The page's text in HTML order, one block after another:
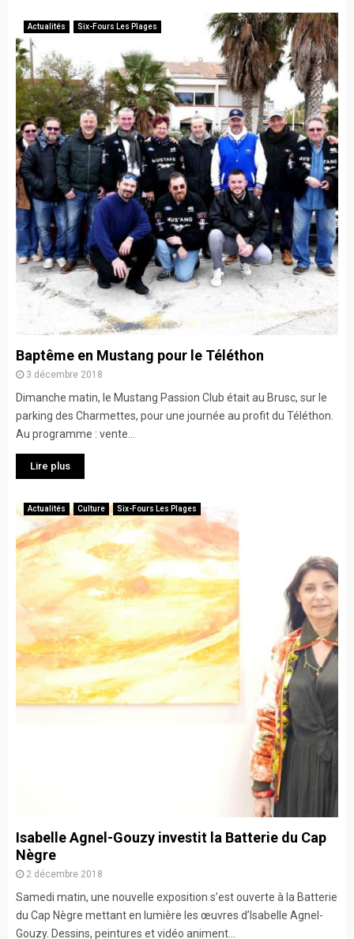
Actualités Six-Fours Les Plages
Baptême en Mustang pour le Téléthon
3 décembre 2018
Dimanche matin, le Mustang Passion Club était au Brusc, sur le
parking des Charmettes, pour une journée au profit du Téléthon.
Au programme : vente...
Lire plus
Actualités Culture Six-Fours Les Plages
Isabelle Agnel-Gouzy investit la Batterie du Cap
Nègre
2 décembre 2018
Samedi matin, une nouvelle exposition s’est ouverte à la Batterie
du Cap Nègre mettant en lumière les œuvres d’Isabelle Agnel-
Gouzy. Dessins, peintures et vidéo animent...